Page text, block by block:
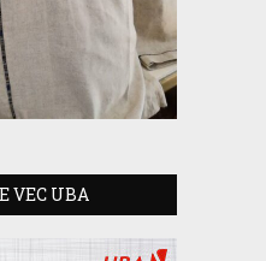
VEC UBA